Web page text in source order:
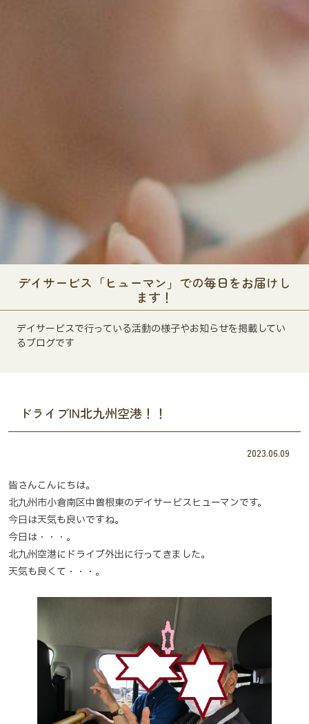
デイサービス「ヒューマン」での毎日をお届けし
ます！
デイサービスで行っている活動の様子やお知らせを掲載してい
るブログです
ドライブIN北九州空港！！
2023.06.09
皆さんこんにちは。
北九州市小倉南区中曽根東のデイサービスヒューマンです。
今日は天気も良いですね。
今日は・・・。
北九州空港にドライブ外出に行ってきました。
天気も良くて・・・。